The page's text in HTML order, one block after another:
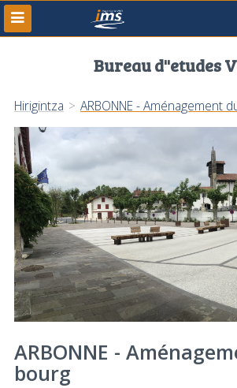
Bureau d''etudes
Hirigintza > ARBONNE - Aménagement
ARBONNE -
bourg